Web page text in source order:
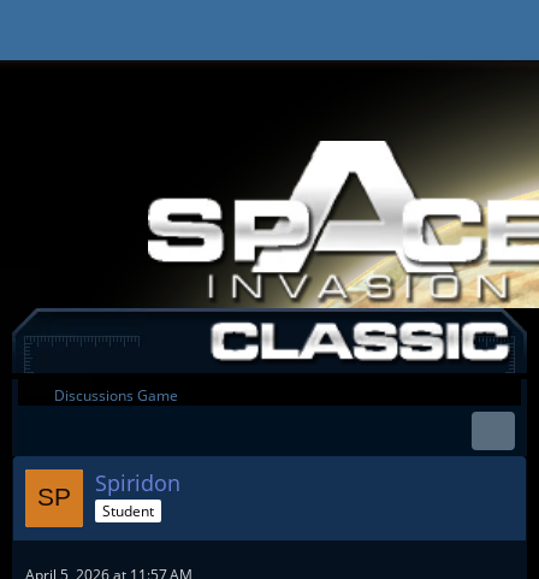
Discussions Game
Spiridon
Student
April 5, 2026 at 11:57 AM